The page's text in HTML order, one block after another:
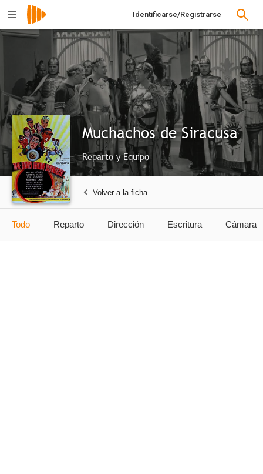
Identificarse/Registrarse
Muchachos de Siracusa
Reparto y Equipo
Volver a la ficha
Todo Reparto Dirección Escritura Cámara